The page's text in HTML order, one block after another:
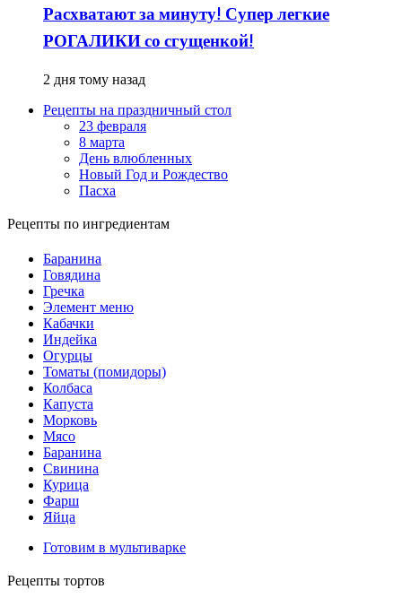
Расхватают за минуту! Супер легкие
РОГАЛИКИ со сгущенкой!
2 дня тому назад
Рецепты на праздничный стол
23 февраля
8 марта
День влюбленных
Новый Год и Рождество
Пасха
Рецепты по ингредиентам
Баранина
Говядина
Гречка
Элемент меню
Кабачки
Индейка
Огурцы
Томаты (помидоры)
Колбаса
Капуста
Морковь
Мясо
Баранина
Свинина
Курица
Фарш
Яйца
Готовим в мультиварке
Рецепты тортов